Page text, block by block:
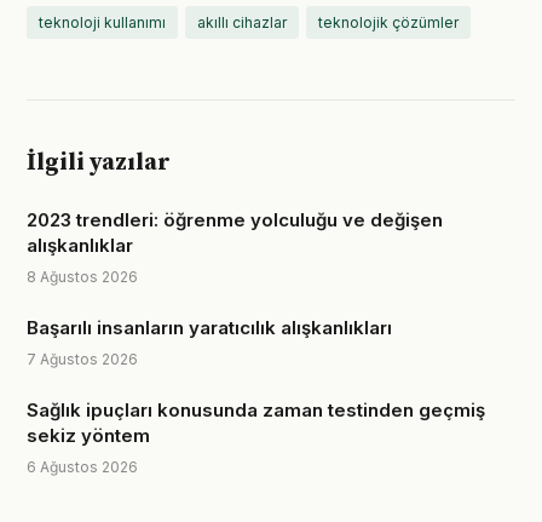
teknoloji kullanımı akıllı cihazlar teknolojik çözümler
İlgili yazılar
2023 trendleri: öğrenme yolculuğu ve değişen
alışkanlıklar
8 Ağustos 2026
Başarılı insanların yaratıcılık alışkanlıkları
7 Ağustos 2026
Sağlık ipuçları konusunda zaman testinden geçmiş
sekiz yöntem
6 Ağustos 2026